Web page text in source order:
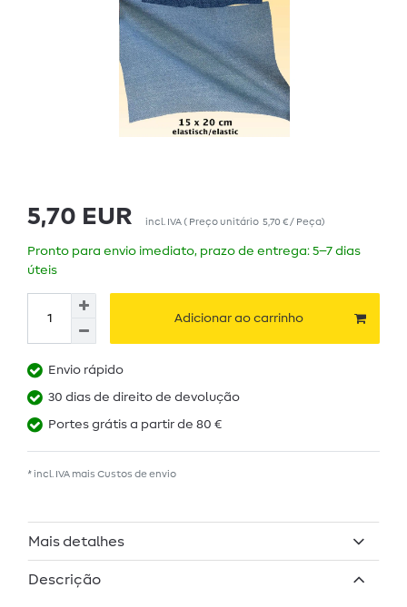
5,70 EUR incl. IVA( Preço unitário 5,70 € / Peça)
Pronto para envio imediato, prazo de entrega: 5–7 dias
úteis
Adicionar ao carrinho
Envio rápido
30 dias de direito de devolução
Portes grátis a partir de 80 €
* incl. IVA mais Custos de envio
Mais detalhes
Descrição